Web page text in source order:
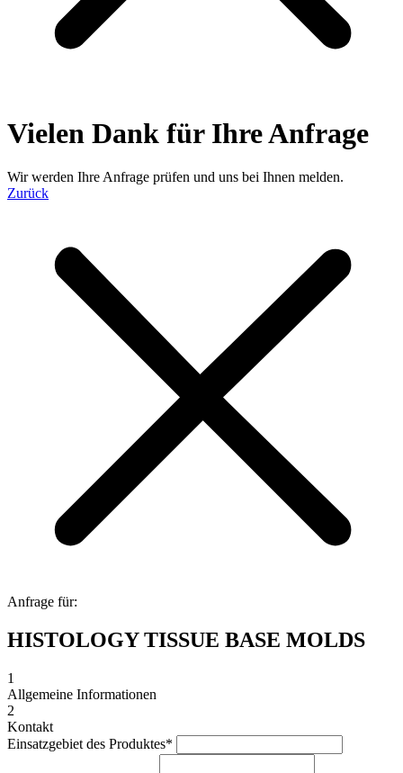
Vielen Dank für Ihre Anfrage
Wir werden Ihre Anfrage prüfen und uns bei Ihnen melden.
Zurück
Anfrage für:
HISTOLOGY TISSUE BASE MOLDS
1
Allgemeine Informationen
2
Kontakt
Einsatzgebiet des Produktes*